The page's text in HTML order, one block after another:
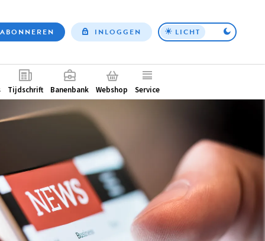
Top
ABONNEREN INLOGGEN LICHT
Tijdschrift Banenbank Webshop Service